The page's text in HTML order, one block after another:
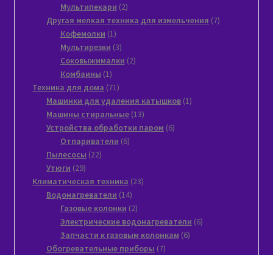
товаров
Мультипекари 22
товара
Другая мелкая техника для измельчения 77
Кофемолки 11
товар
Мультирезки 33
товара
Соковыжималки 22
Комбаины 11
товар
Техника для дома 7171
товар
Машинки для удаления катышков 11
Машины стиральные 1313
товаров
Устройства обработки паром 66
Отпариватели 66
Пылесосы 2222
Утюги 2929
товаров
Климатическая техника 2323
Водонагреватели 1414
товаров
Газовые колонки 22
товара
Электрические водонагреватели 66
Запчасти к газовым колонкам 66
Обогревательные приборы 77